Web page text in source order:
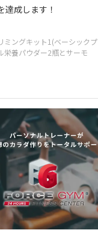
達成します！
ミングキット1(ベーシック
栄養パウダー2瓶とサーモ